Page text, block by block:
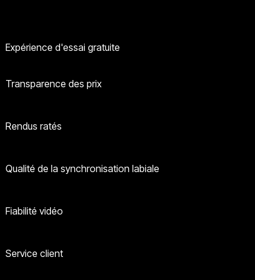
Expérience d'essai gratuite
Transparence des prix
Rendus ratés
Qualité de la synchronisation labiale
Fiabilité vidéo
Service client